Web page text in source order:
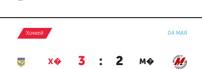
Хоккей 04 МАЯ
Х� 3 : 2 М�